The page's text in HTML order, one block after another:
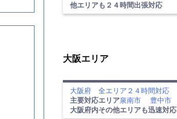
他エリアも２４時間出張対応
大阪エリア
大阪府 全エリア２４時間対応
主要対応エリア泉南市 豊中市
大阪府内その他エリアも迅速対応